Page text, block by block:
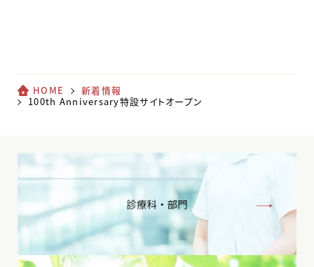
HOME
新着情報
100th Anniversary特設サイトオープン